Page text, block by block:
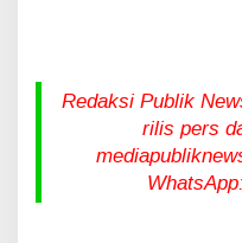
Redaksi Publik
rilis pers